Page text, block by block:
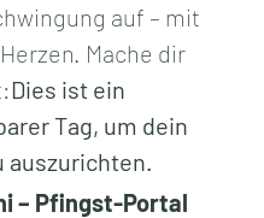
auf – mit
Mache dir
Dies ist ein
Tag, um dein
auszurichten.
– Pfingst-Portal